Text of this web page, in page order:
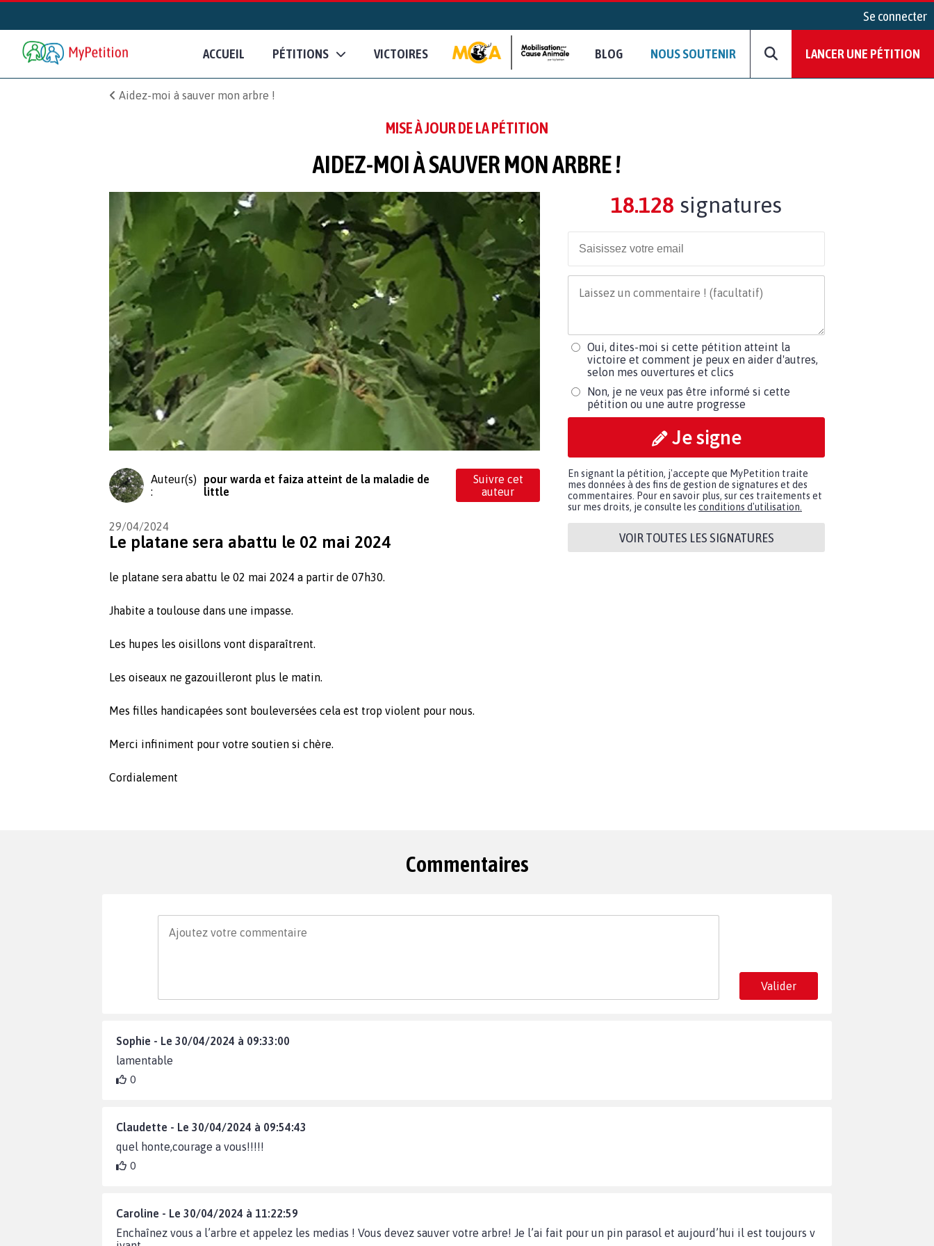
Se connecter
ACCUEIL PÉTITIONS VICTOIRES BLOG NOUS SOUTENIR LANCER UNE PÉTITION
Aidez-moi à sauver mon arbre !
MISE À JOUR DE LA PÉTITION
AIDEZ-MOI À SAUVER MON ARBRE !
Auteur(s)
:
pour warda et faiza atteint de la maladie de
little
Suivre cet
auteur
29/04/2024
Le platane sera abattu le 02 mai 2024
le platane sera abattu le 02 mai 2024 a partir de 07h30.
Jhabite a toulouse dans une impasse.
Les hupes les oisillons vont disparaîtrent.
Les oiseaux ne gazouilleront plus le matin.
Mes filles handicapées sont bouleversées cela est trop violent pour nous.
Merci infiniment pour votre soutien si chère.
Cordialement
18.128 signatures
Oui, dites-moi si cette pétition atteint la
victoire et comment je peux en aider d'autres,
selon mes ouvertures et clics
Non, je ne veux pas être informé si cette
pétition ou une autre progresse
Je signe
En signant la pétition, j'accepte que MyPetition traite
mes données à des fins de gestion de signatures et des
commentaires. Pour en savoir plus, sur ces traitements et
sur mes droits, je consulte les conditions d'utilisation.
VOIR TOUTES LES SIGNATURES
Commentaires
Valider
Sophie - Le 30/04/2024 à 09:33:00
lamentable
0
Claudette - Le 30/04/2024 à 09:54:43
quel honte,courage a vous!!!!!
0
Caroline - Le 30/04/2024 à 11:22:59
Enchaînez vous a l’arbre et appelez les medias ! Vous devez sauver votre arbre! Je l’ai fait pour un pin parasol et aujourd’hui il est toujours v